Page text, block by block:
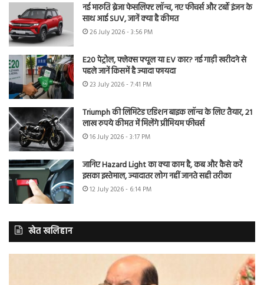
नई मारुति ब्रेजा फेसलिफ्ट लॉन्च, नए फीचर्स और टर्बो इंजन के
साथ आई SUV, जानें क्या है कीमत
26 July 2026 - 3:56 PM
E20 पेट्रोल, फ्लेक्स फ्यूल या EV कार? नई गाड़ी खरीदने से
पहले जानें किसमें है ज्यादा फायदा
23 July 2026 - 7:41 PM
Triumph की लिमिटेड एडिशन बाइक लॉन्च के लिए तैयार, 21
लाख रुपये कीमत में मिलेंगे प्रीमियम फीचर्स
16 July 2026 - 3:17 PM
जानिए Hazard Light का क्या काम है, कब और कैसे करें
इसका इस्तेमाल, ज्यादातर लोग नहीं जानते सही तरीका
12 July 2026 - 6:14 PM
खेत खलिहान